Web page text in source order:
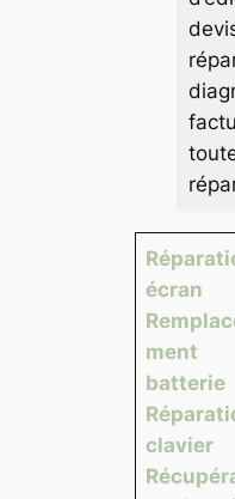
écran
ment
batterie
clavier